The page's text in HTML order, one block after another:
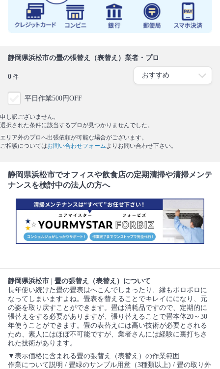
静岡県浜松市の畳の張替え（表替え）業者・プロ
0 件
平日作業500円OFF
申し訳ございません。
選択された条件に該当するプロが見つかりませんでした。
エリア外のプロへ出張依頼が可能な場合がございます。
ご相談についてはお問い合わせフォーム よりお問い合わせ下さい。
静岡県浜松市でオフィスや飲食店の定期清掃や清掃メンテ
ナンスを検討中の法人の方へ
静岡県浜松市 | 畳の張替え（表替え）について
長年使い続けた畳の畳表はへこんでしまったり、縁もボロボロに
なってしまいますよね。畳表を替えることでキレイにになり、元
の姿を取り戻すことができます。畳は消耗品ですので、定期的に
張替えをする必要がありますが、張り替えることで畳本体20～30
年使うことができます。畳の表替えには高い技術が必要とされる
ため、素人にはほぼ不可能ですが、業者さんには経験に裏打ちさ
れた技術があります。
▼表示価格に含まれる畳の張替え（表替え）の作業範囲
作業について説明 / 畳緑のサンプル用意（3種類以上) / 畳の取り外